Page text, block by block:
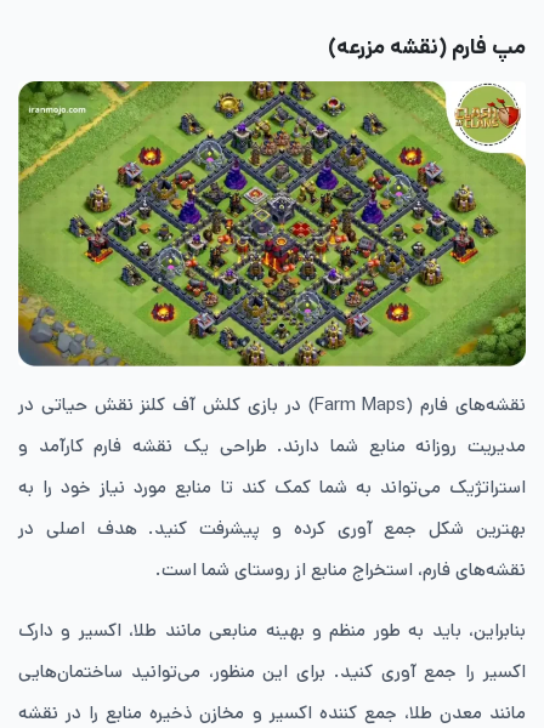
مپ فارم (نقشه مزرعه)
نقشه‌های فارم (Farm Maps) در بازی کلش آف کلنز نقش حیاتی در
مدیریت روزانه منابع شما دارند. طراحی یک نقشه فارم کارآمد و
استراتژیک می‌تواند به شما کمک کند تا منابع مورد نیاز خود را به
بهترین شکل جمع ‌آوری کرده و پیشرفت کنید. هدف اصلی در
نقشه‌های فارم، استخراج منابع از روستای شما است.
بنابراین، باید به طور منظم و بهینه منابعی مانند طلا، اکسیر و دارک
اکسیر را جمع ‌آوری کنید. برای این منظور، می‌توانید ساختمان‌هایی
مانند معدن طلا، جمع ‌کننده اکسیر و مخازن ذخیره منابع را در نقشه